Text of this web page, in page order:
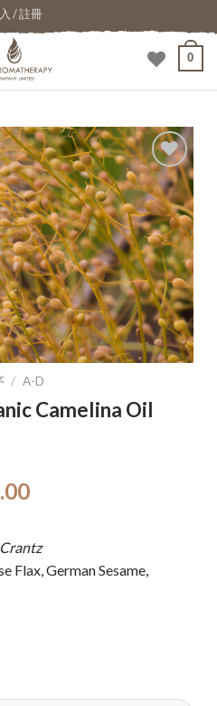
/ 註冊
0
加入
願望
清單
/ A-D
Camelina Oil
Flax, German Sesame,